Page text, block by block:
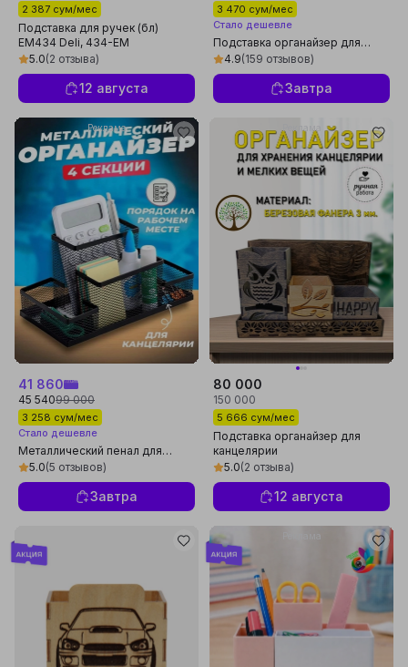
2 387 сум/мес
Подставка для ручек (бл)
EM434 Deli, 434-EM
5.0(2 отзыва)
12 августа
3 470 сум/мес
Стало дешевле
Подставка органайзер для
канцтоваров, настольный,
металлический, компактный для
офиса, дом
4.9(159 отзывов)
Завтра
Реклама
41 860
45 54099 000
3 258 сум/мес
Стало дешевле
Металлический пенал для
ручек и карандашей
5.0(5 отзывов)
Завтра
80 000
150 000
5 666 сум/мес
Подставка органайзер для
канцелярии
5.0(2 отзыва)
12 августа